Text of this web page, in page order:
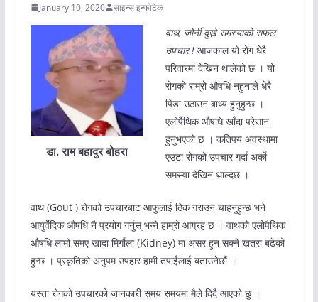
January 10, 2020 साइन्स इन्फोटेक
डा. राम बहादुर बोहरा
वाथ, जोर्नी दुख्ने समस्याको सफल
उपचार !आजकाल यो रोग धेरै
परिवारमा देखिन थालेको छ । यो
रोगको राम्रो औषधि नहुनाले धेरै
पिडा उठाउन बाध्य हुनुहुन्छ ।
एलोपैथिक औषधि खाँदा परेसान
हुनुभएको छ । कतिपय अवस्थामा
एउटा रोगको उपचार गर्दा अर्को
समस्या देखिन थाल्दछ ।
वाथ (Gout ) रोगको उपचारबाट आफुलाई ठिक गराउन चाहनुहुन्छ भने
आयुर्वेदिक औषधि नै प्रयोग गर्नुस् भन्ने हाम्रो आग्रह छ । वाथको एलोपैथिक
औषधि लामो समए खादा मिर्गौला (Kidney) मा असर हुन सक्ने खतरा बढेको
हुन्छ । प्रकृतिको अनुपम उपहार हामी तपाईंलाई बताउनेछौं ।
यस्ता रोगको उपचारको जानकारी समय समयमा मैले दिदै आएको छु ।